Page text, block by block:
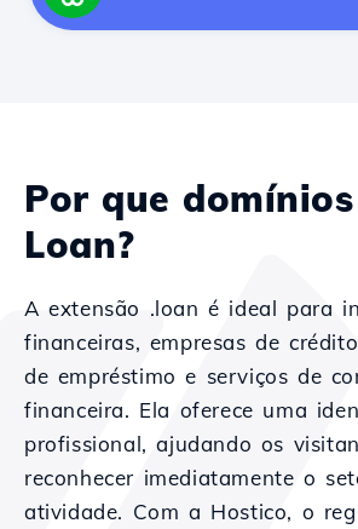
Por que domínios
Loan?
A extensão .loan é ideal para
financeiras, empresas de
de empréstimo e serviços de
financeira. Ela oferece uma
profissional, ajudando os
reconhecer imediatamente o
atividade. Com a Hostico, o